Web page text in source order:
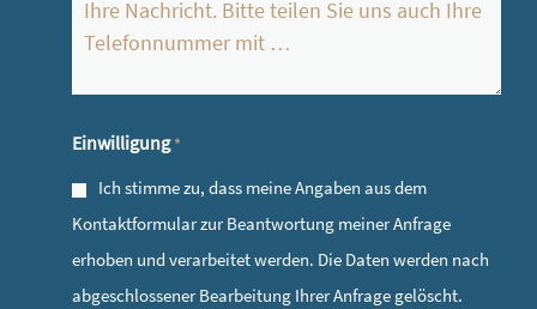
Nachricht
Einwilligung *
Ich stimme zu, dass meine Angaben aus dem
Kontaktformular zur Beantwortung meiner Anfrage
erhoben und verarbeitet werden. Die Daten werden nach
abgeschlossener Bearbeitung Ihrer Anfrage gelöscht.